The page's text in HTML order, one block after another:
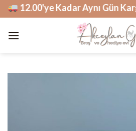
Skip
to
content
12.00'ye Kadar Aynı Gün Kargo•